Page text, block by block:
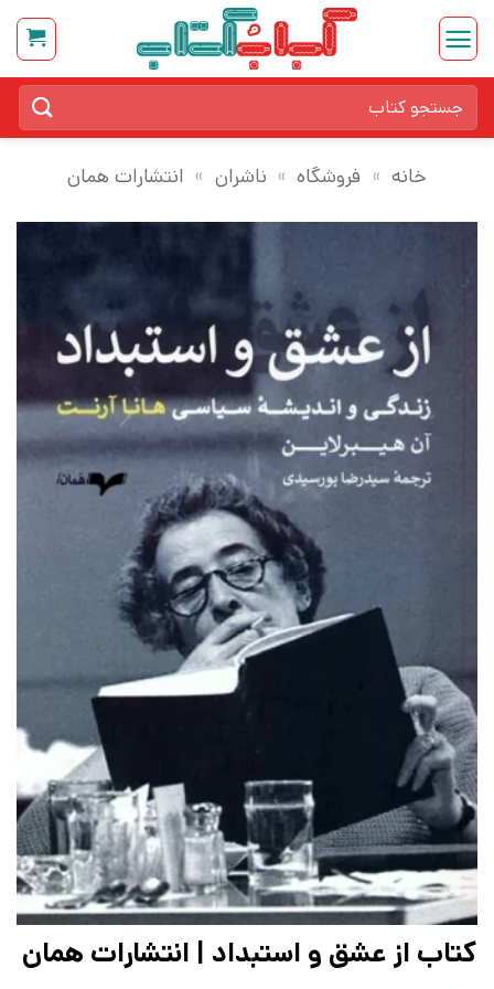
Skip
content
برای:
خانه » فروشگاه » ناشران » انتشارات همان
کتاب از عشق و استبداد | انتشارات همان